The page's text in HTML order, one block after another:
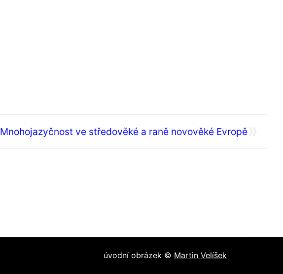
Mnohojazyčnost ve středověké a raně novověké Evropě
úvodní obrázek © Martin Velíšek